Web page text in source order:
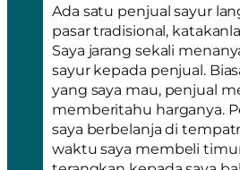
Ada satu penjual sayur
pasar tradisional,
Saya jarang sekali
sayur kepada penjual.
yang saya mau, penjual
memberitahu harganya.
saya berbelanja di
waktu saya membeli